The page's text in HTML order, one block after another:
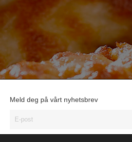
Meld deg på vårt nyhetsbrev